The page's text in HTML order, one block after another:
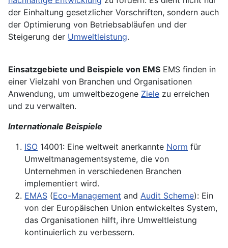
der Einhaltung gesetzlicher Vorschriften, sondern auch
der Optimierung von Betriebsabläufen und der
Steigerung der Umweltleistung.
Einsatzgebiete und Beispiele von EMS EMS finden in
einer Vielzahl von Branchen und Organisationen
Anwendung, um umweltbezogene Ziele zu erreichen
und zu verwalten.
Internationale Beispiele
ISO 14001: Eine weltweit anerkannte Norm für
Umweltmanagementsysteme, die von
Unternehmen in verschiedenen Branchen
implementiert wird.
EMAS (Eco-Management and Audit Scheme): Ein
von der Europäischen Union entwickeltes System,
das Organisationen hilft, ihre Umweltleistung
kontinuierlich zu verbessern.